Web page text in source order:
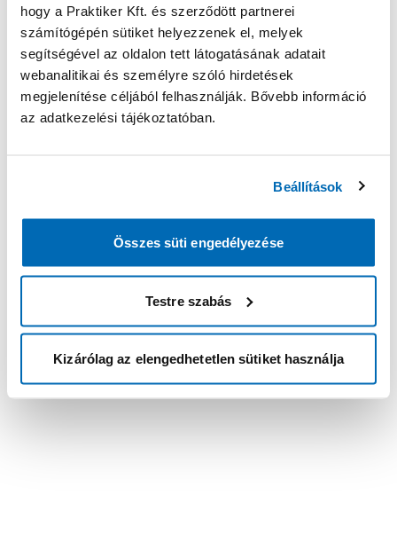
hogy a Praktiker Kft. és szerződött partnerei
számítógépén sütiket helyezzenek el, melyek
segítségével az oldalon tett látogatásának adatait
webanalitikai és személyre szóló hirdetések
megjelenítése céljából felhasználják. Bővebb információ
az adatkezelési tájékoztatóban.
Beállítások
Összes süti engedélyezése
Testre szabás
Kizárólag az elengedhetetlen sütiket használja